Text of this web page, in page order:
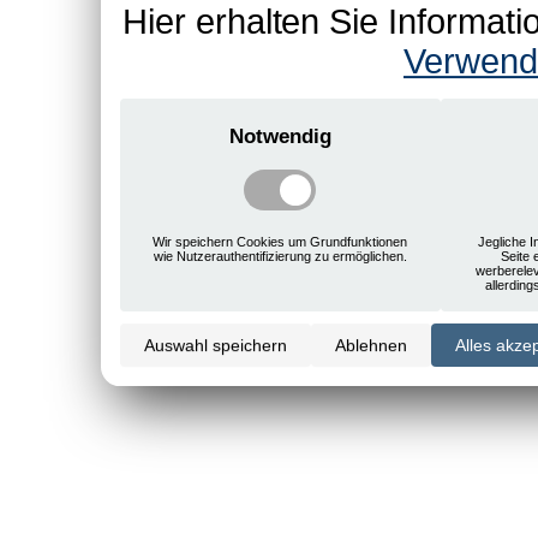
Hier erhalten Sie
Notwendig
Wir speichern Cookies um Grundfunktionen
wie Nutzerauthentifizierung zu ermöglichen.
Jegliche
Seite
Auswahl speichern Ablehnen Alles